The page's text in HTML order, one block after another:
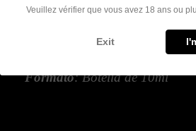
Formato: Botella de 10ml
Veuillez vérifier que vous avez 18 ans ou
Exit